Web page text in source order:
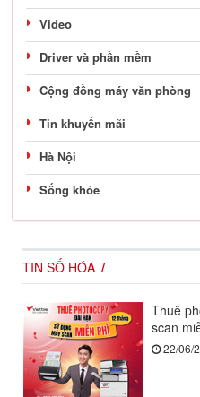
Video
Driver và phần mềm
Cộng đồng máy văn phòng
Tin khuyến mãi
Hà Nội
Sống khỏe
TIN SỐ HÓA
Thuê
scan
22/06/